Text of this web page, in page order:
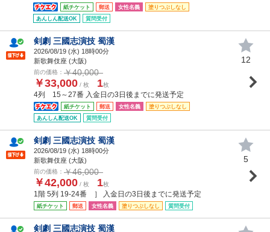
紙チケット 郵送 女性名義
塗りつぶしなし
あんしん配送OK
質問受付
剣劇 三國志演技 蜀漢
2026/08/19 (水) 18時00分
新歌舞伎座 (大阪)
前の価格： ￥40,000
￥33,000 / 枚 1枚
4列 15～27番 入金日の3日後までに発送予定
紙チケット 郵送 女性名義
塗りつぶしなし
あんしん配送OK
質問受付
12
剣劇 三國志演技 蜀漢
2026/08/19 (水) 18時00分
新歌舞伎座 (大阪)
前の価格： ￥46,000
￥42,000 / 枚 1枚
1階 5列 19-24番 ］ 入金日の3日後までに発送予定
紙チケット 郵送 女性名義 塗りつぶしなし 質問受付
5
剣劇 三國志演技 蜀漢